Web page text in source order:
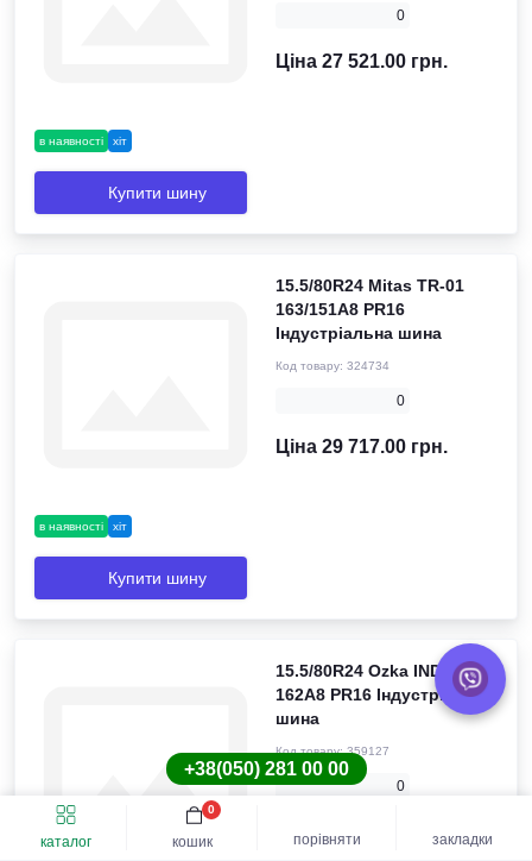
каталог порівняти закладки
кошик
0
в наявності хіт
0
Ціна 27 521.00 грн.
Купити шину
в наявності хіт
15.5/80R24 Mitas TR-01
163/151A8 PR16
Індустріальна шина
Код товару: 324734
0
Ціна 29 717.00 грн.
Купити шину
15.5/80R24 Ozka IND80
162A8 PR16 Індустріальна
шина
Код товару:359127
0
Ціна 21 120.00 грн.
+38(050) 281 00 00